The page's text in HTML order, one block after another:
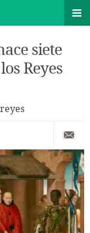
siete
Reyes